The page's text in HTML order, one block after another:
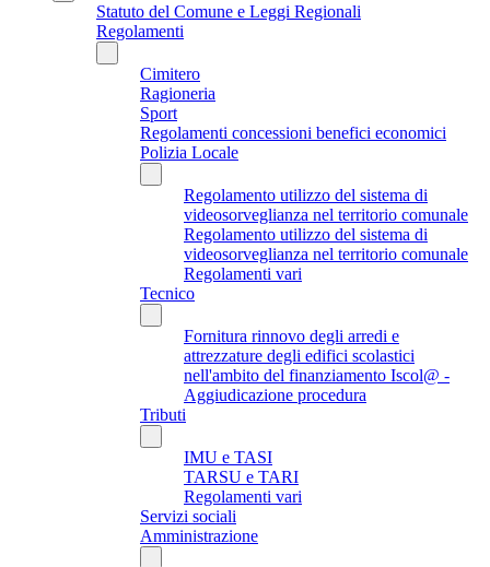
Statuto del Comune e Leggi Regionali
Regolamenti
Cimitero
Ragioneria
Sport
Regolamenti concessioni benefici economici
Polizia Locale
Regolamento utilizzo del sistema di
videosorveglianza nel territorio comunale
Regolamento utilizzo del sistema di
videosorveglianza nel territorio comunale
Regolamenti vari
Tecnico
Fornitura rinnovo degli arredi e
attrezzature degli edifici scolastici
nell'ambito del finanziamento Iscol@ -
Aggiudicazione procedura
Tributi
IMU e TASI
TARSU e TARI
Regolamenti vari
Servizi sociali
Amministrazione